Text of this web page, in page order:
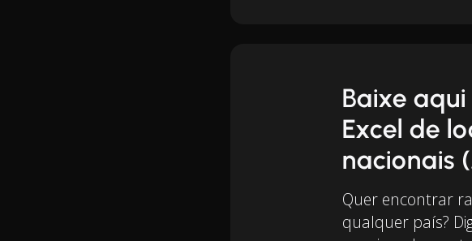
Baixe
Excel de
nacionais
Quer encontrar
qualquer país?